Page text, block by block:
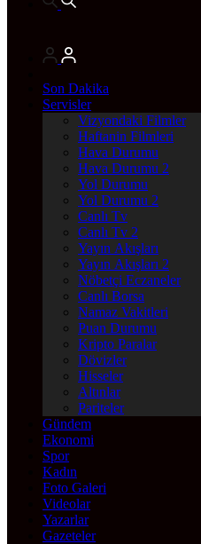
Son Dakika
Servisler
Vizyondaki Filmler
Haftanin Filmleri
Hava Durumu
Hava Durumu 2
Yol Durumu
Yol Durumu 2
Canlı Tv
Canlı Tv 2
Yayın Akışları
Yayın Akışları 2
Nöbetçi Eczaneler
Canlı Borsa
Namaz Vakitleri
Puan Durumu
Kripto Paralar
Dövizler
Hisseler
Altınlar
Pariteler
Gündem
Ekonomi
Spor
Kadın
Foto Galeri
Videolar
Yazarlar
Gazeteler